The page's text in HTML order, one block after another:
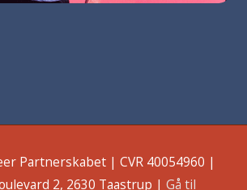
Partnerskabet | CVR 40054960 |
2, 2630 Taastrup | Gå til